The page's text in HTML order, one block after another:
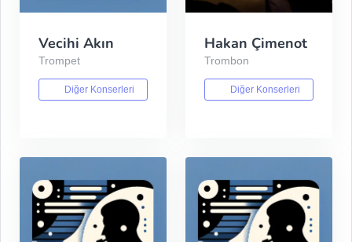
Vecihi Akın
Trompet
Diğer Konserleri
Hakan Çimenot
Trombon
Diğer Konserleri